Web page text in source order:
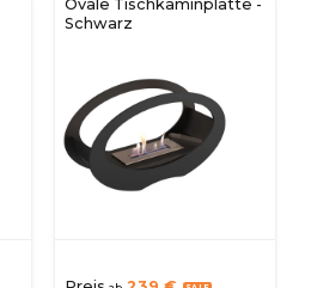
Ovale Tischkaminplatte -
Schwarz